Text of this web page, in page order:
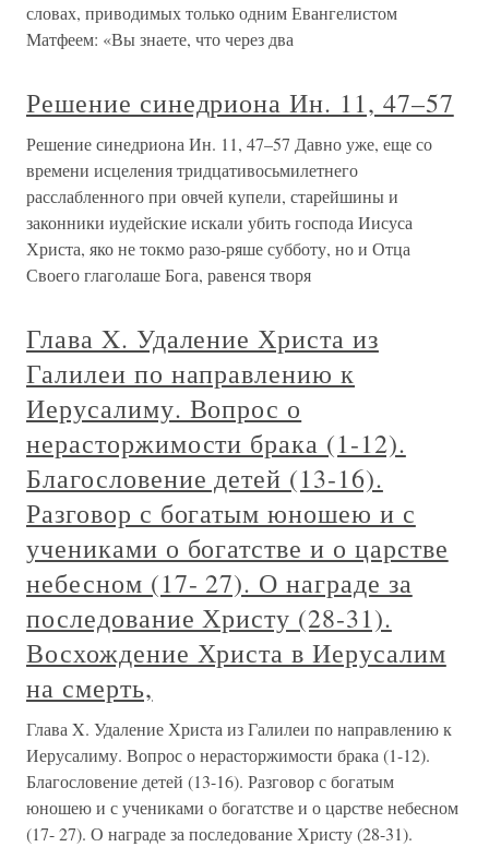
словах, приводимых только одним Евангелистом
Матфеем: «Вы знаете, что через два
Решение синедриона Ин. 11, 47–57
Решение синедриона Ин. 11, 47–57 Давно уже, еще со
времени исцеления тридцативосьмилетнего
расслабленного при овчей купели, старейшины и
законники иудейские искали убить господа Иисуса
Христа, яко не токмо разо-ряше субботу, но и Отца
Своего глаголаше Бога, равенся творя
Глава X. Удаление Христа из
Галилеи по направлению к
Иерусалиму. Вопрос о
нерасторжимости брака (1-12).
Благословение детей (13-16).
Разговор с богатым юношею и с
учениками о богатстве и о царстве
небесном (17- 27). О награде за
последование Христу (28-31).
Восхождение Христа в Иерусалим
на смерть,
Глава X. Удаление Христа из Галилеи по направлению к
Иерусалиму. Вопрос о нерасторжимости брака (1-12).
Благословение детей (13-16). Разговор с богатым
юношею и с учениками о богатстве и о царстве небесном
(17- 27). О награде за последование Христу (28-31).